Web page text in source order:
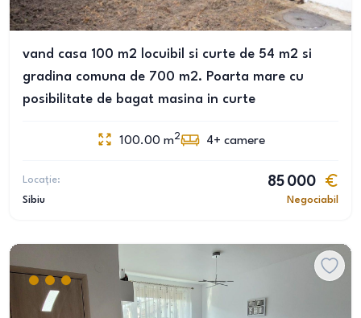
vand casa 100 m2 locuibil si curte de 54 m2 si
gradina comuna de 700 m2. Poarta mare cu
posibilitate de bagat masina in curte
100.00 m2 4+ camere
Locație:
Sibiu
85 000
Negociabil